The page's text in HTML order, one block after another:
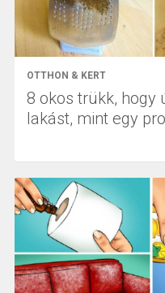
OTTHON & KERT
8 okos trükk, hogy
lakást, mint egy